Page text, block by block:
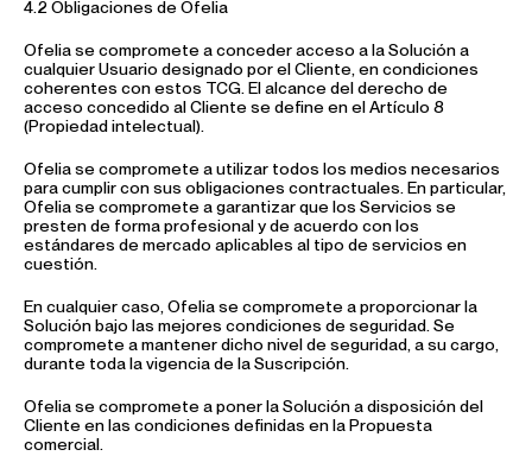
4.2 Obligaciones de Ofelia
Ofelia se compromete a conceder acceso a la Solución a
cualquier Usuario designado por el Cliente, en condiciones
coherentes con estos TCG. El alcance del derecho de
acceso concedido al Cliente se define en el Artículo 8
(Propiedad intelectual).
Ofelia se compromete a utilizar todos los medios necesarios
para cumplir con sus obligaciones contractuales. En particular,
Ofelia se compromete a garantizar que los Servicios se
presten de forma profesional y de acuerdo con los
estándares de mercado aplicables al tipo de servicios en
cuestión.
En cualquier caso, Ofelia se compromete a proporcionar la
Solución bajo las mejores condiciones de seguridad. Se
compromete a mantener dicho nivel de seguridad, a su cargo,
durante toda la vigencia de la Suscripción.
Ofelia se compromete a poner la Solución a disposición del
Cliente en las condiciones definidas en la Propuesta
comercial.